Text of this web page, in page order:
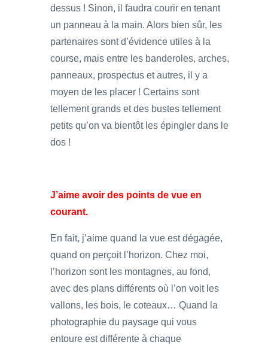
dessus ! Sinon, il faudra courir en tenant
un panneau à la main. Alors bien sûr, les
partenaires sont d’évidence utiles à la
course, mais entre les banderoles, arches,
panneaux, prospectus et autres, il y a
moyen de les placer ! Certains sont
tellement grands et des bustes tellement
petits qu’on va bientôt les épingler dans le
dos !
J’aime avoir des points de vue en
courant.
En fait, j’aime quand la vue est dégagée,
quand on perçoit l’horizon. Chez moi,
l’horizon sont les montagnes, au fond,
avec des plans différents où l’on voit les
vallons, les bois, le coteaux… Quand la
photographie du paysage qui vous
entoure est différente à chaque